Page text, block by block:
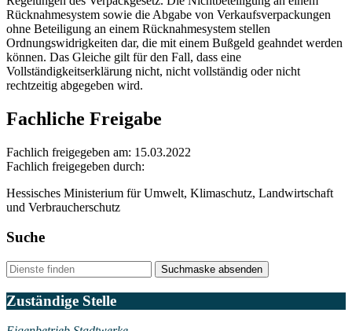
Rücknahmesystem sowie die Abgabe von Verkaufsverpackungen
ohne Beteiligung an einem Rücknahmesystem stellen
Ordnungswidrigkeiten dar, die mit einem Bußgeld geahndet werden
können. Das Gleiche gilt für den Fall, dass eine
Vollständigkeitserklärung nicht, nicht vollständig oder nicht
rechtzeitig abgegeben wird.
Fachliche Freigabe
Fachlich freigegeben am: 15.03.2022
Fachlich freigegeben durch:
Hessisches Ministerium für Umwelt, Klimaschutz, Landwirtschaft
und Verbraucherschutz
Suche
Suchmaske absenden
Zuständige Stelle